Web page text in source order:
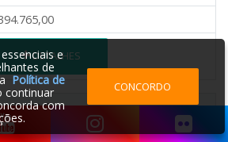
DETALHES
2026
e
de
Política de
com
CONCORDO